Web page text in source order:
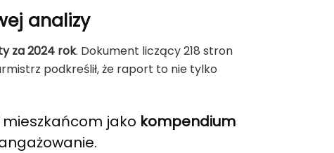
analizy
za 2024 rok. Dokument liczący 218 stron
podkreślił, że raport to nie tylko
mieszkańcom jako kompendium